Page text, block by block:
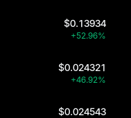
$0.13934
+52.96%
$0.024321
+46.92%
$0.024543